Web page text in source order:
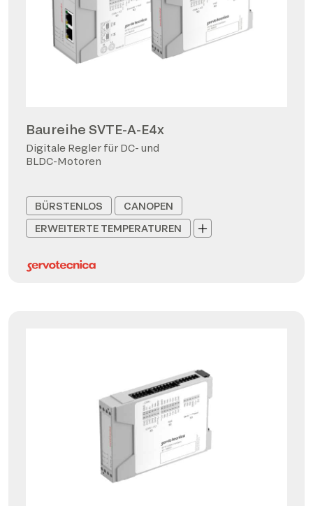
Baureihe SVTE-A-E4x
Digitale Regler für DC- und
BLDC-Motoren
BÜRSTENLOS
CANOPEN
ERWEITERTE TEMPERATUREN